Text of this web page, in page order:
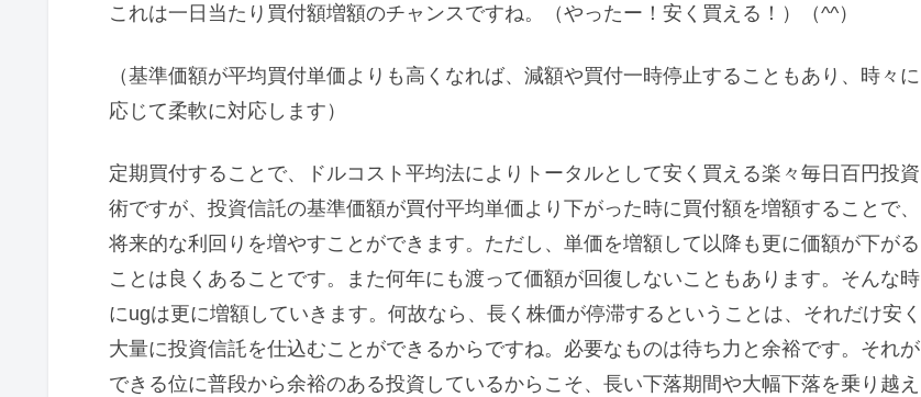
これは一日当たり買付額増額のチャンスですね。（やったー！安く買える！）（^^）
（基準価額が平均買付単価よりも高くなれば、減額や買付一時停止することもあり、時々に
応じて柔軟に対応します）
定期買付することで、ドルコスト平均法によりトータルとして安く買える楽々毎日百円投資
術ですが、投資信託の基準価額が買付平均単価より下がった時に買付額を増額することで、
将来的な利回りを増やすことができます。ただし、単価を増額して以降も更に価額が下がる
ことは良くあることです。また何年にも渡って価額が回復しないこともあります。そんな時
にugは更に増額していきます。何故なら、長く株価が停滞するということは、それだけ安く
大量に投資信託を仕込むことができるからですね。必要なものは待ち力と余裕です。それが
できる位に普段から余裕のある投資しているからこそ、長い下落期間や大幅下落を乗り越え